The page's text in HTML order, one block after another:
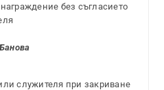
без съгласието
служителя при закриване